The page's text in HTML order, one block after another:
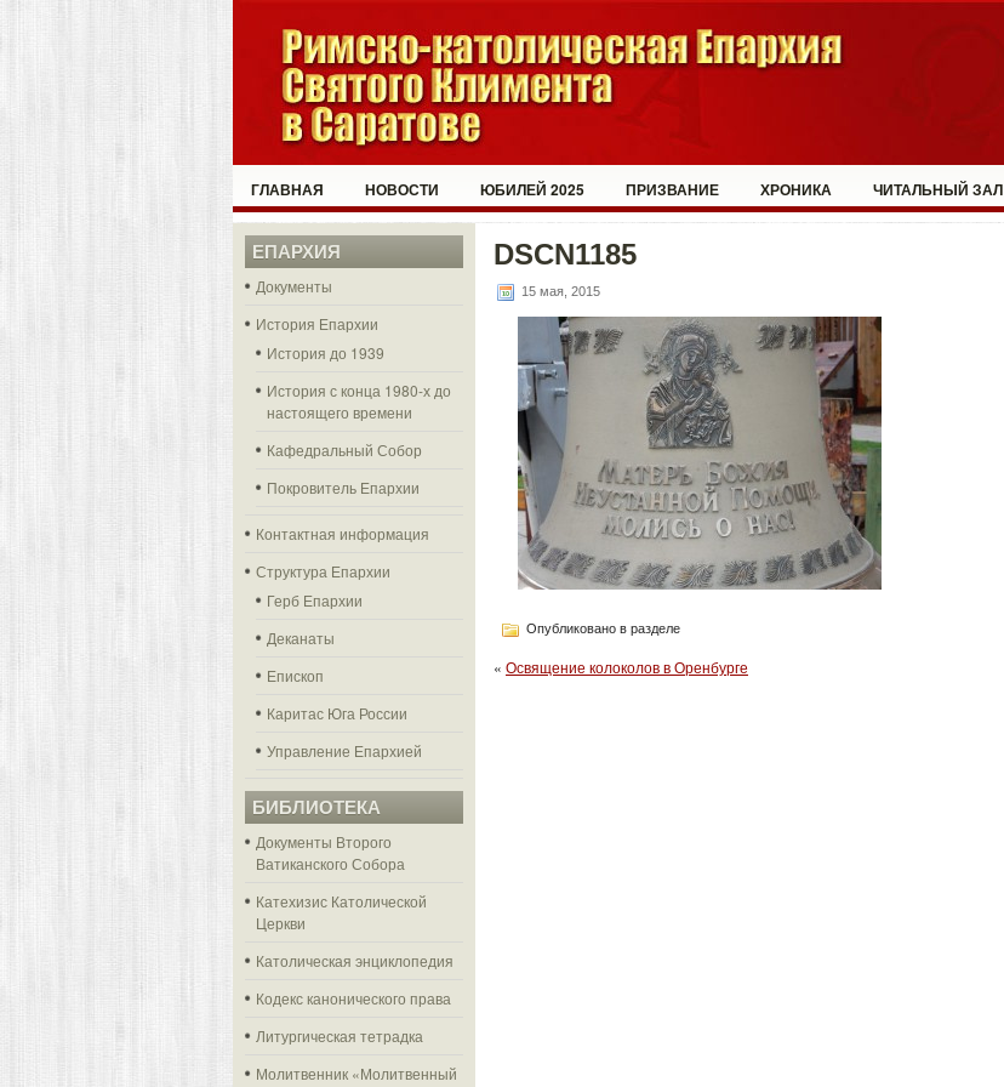
ГЛАВНАЯ НОВОСТИ ЮБИЛЕЙ 2025 ПРИЗВАНИЕ ХРОНИКА ЧИТАЛЬНЫЙ ЗАЛ
ЕПАРХИЯ
Документы
История Епархии
История до 1939
История с конца 1980-х до
настоящего времени
Кафедральный Собор
Покровитель Епархии
Контактная информация
Структура Епархии
Герб Епархии
Деканаты
Епископ
Каритас Юга России
Управление Епархией
БИБЛИОТЕКА
Документы Второго
Ватиканского Собора
Катехизис Католической
Церкви
Католическая энциклопедия
Кодекс канонического права
Литургическая тетрадка
Молитвенник «Молитвенный
DSCN1185
15 мая, 2015
Опубликовано в разделе
« Освящение колоколов в Оренбурге